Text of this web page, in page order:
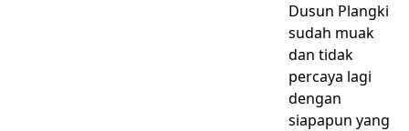
Dusun Plangki
sudah muak
dan tidak
percaya lagi
dengan
siapapun yang